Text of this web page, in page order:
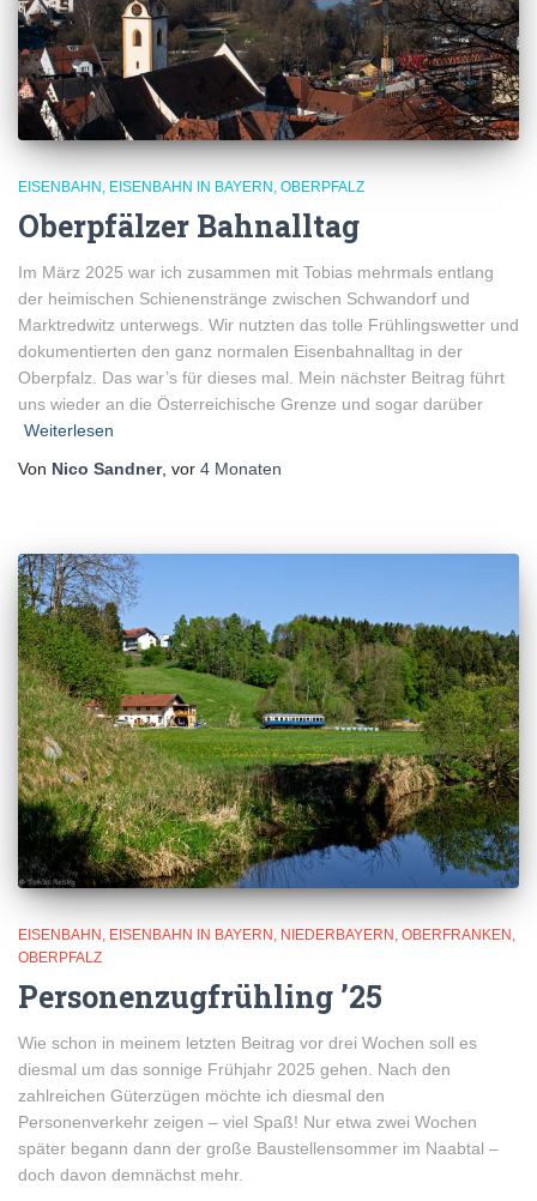
EISENBAHN EISENBAHN IN BAYERN OBERPFALZ
Oberpfälzer Bahnalltag
Im März 2025 war ich zusammen mit Tobias mehrmals entlang
der heimischen Schienenstränge zwischen Schwandorf und
Marktredwitz unterwegs. Wir nutzten das tolle Frühlingswetter und
dokumentierten den ganz normalen Eisenbahnalltag in der
Oberpfalz. Das war’s für dieses mal. Mein nächster Beitrag führt
uns wieder an die Österreichische Grenze und sogar darüber
Weiterlesen
Von Nico Sandner, vor 4 Monaten
EISENBAHN EISENBAHN IN BAYERN NIEDERBAYERN OBERFRANKEN
OBERPFALZ
Personenzugfrühling ’25
Wie schon in meinem letzten Beitrag vor drei Wochen soll es
diesmal um das sonnige Frühjahr 2025 gehen. Nach den
zahlreichen Güterzügen möchte ich diesmal den
Personenverkehr zeigen – viel Spaß! Nur etwa zwei Wochen
später begann dann der große Baustellensommer im Naabtal –
doch davon demnächst mehr.